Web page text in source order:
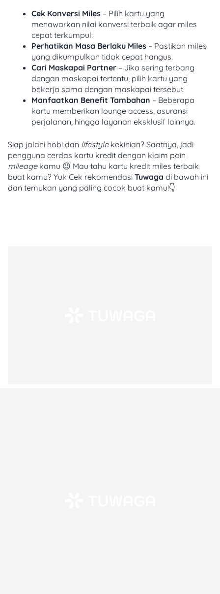
Cek Konversi Miles – Pilih kartu yang
menawarkan nilai konversi terbaik agar miles
cepat terkumpul.
Perhatikan Masa Berlaku Miles – Pastikan miles
yang dikumpulkan tidak cepat hangus.
Cari Maskapai Partner – Jika sering terbang
dengan maskapai tertentu, pilih kartu yang
bekerja sama dengan maskapai tersebut.
Manfaatkan Benefit Tambahan – Beberapa
kartu memberikan lounge access, asuransi
perjalanan, hingga layanan eksklusif lainnya.
Siap jalani hobi dan lifestylekekinian? Saatnya, jadi
pengguna cerdas kartu kredit dengan klaim poin
mileagekamu 😉 Mau tahu kartu kredit miles terbaik
buat kamu? Yuk Cek rekomendasi Tuwaga di bawah ini
dan temukan yang paling cocok buat kamu!👇